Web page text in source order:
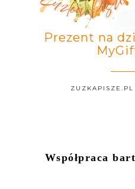
Prezent na
ZUZKAPISZE.PL
Współpraca